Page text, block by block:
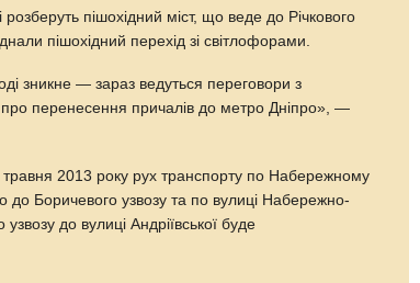
розберуть пішохідний міст, що веде до Річкового
пішохідний перехід зі світлофорами.
зникне — зараз ведуться переговори з
про перенесення причалів до метро Дніпро», —
2013 року рух транспорту по Набережному
до Боричевого узвозу та по вулиці Набережно-
до вулиці Андріївської буде